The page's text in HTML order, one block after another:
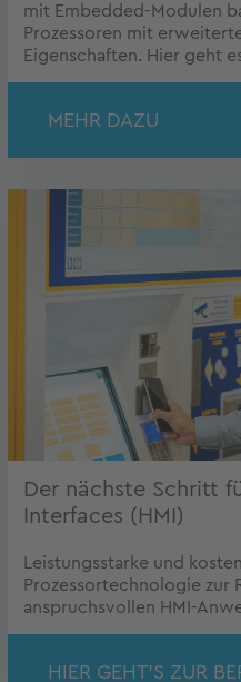
mit Embedded-Modulen
Prozessoren mit
Eigenschaften. Hier geht
MEHR DAZU
Der nächste Schritt
Interfaces (HMI)
Leistungsstarke und
Prozessortechnologie zur
anspruchsvollen HMI-
HIER GEHT'S ZUR